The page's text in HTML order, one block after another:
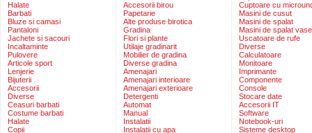
Halate
Barbati
Bluze si camasi
Pantaloni
Jachete si sacouri
Incaltaminte
Pulovere
Articole sport
Lenjerie
Bijuterii
Accesorii
Diverse
Ceasuri barbati
Costume barbati
Halate
Copii
Accesorii birou
Papetarie
Alte produse birotica
Gradina
Flori si plante
Utilaje gradinarit
Mobilier de gradina
Diverse gradina
Amenajari
Amenajari interioare
Amenajari exterioare
Detergenti
Automat
Manual
Instalatii
Instalatii cu apa
Cuptoare cu
Masini de cusut
Masini de spalat
Masini de spalat vase
Uscatoare de rufe
Diverse
Calculatoare
Monitoare
Imprimante
Componente
Console
Stocare date
Accesorii IT
Software
Notebook-uri
Sisteme desktop